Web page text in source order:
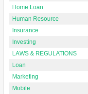
Home Loan
Human Resource
Insurance
Investing
LAWS & REGULATIONS
Loan
Marketing
Mobile